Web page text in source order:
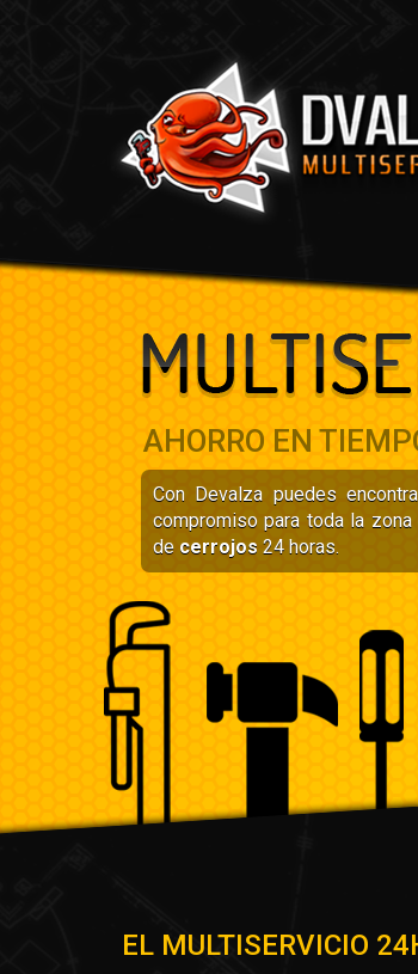
AHORRO EN
Con Devalza puedes
compromiso para toda la zona
de cerrojos 24 horas.
EL MULTISERVICIO